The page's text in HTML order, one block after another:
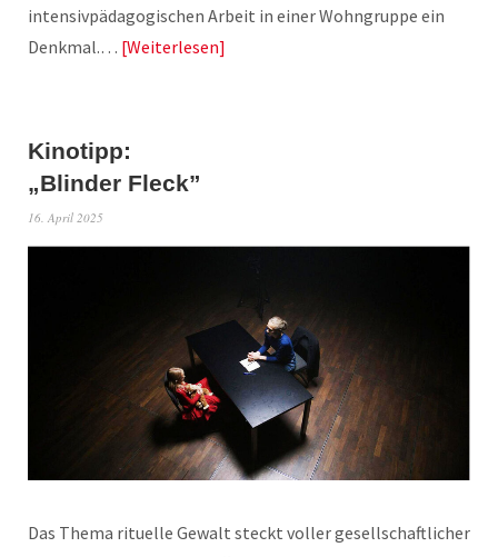
intensivpädagogischen Arbeit in einer Wohngruppe ein
Denkmal.… Weiterlesen
Kinotipp:
„Blinder Fleck”
16. April 2025
Das Thema rituelle Gewalt steckt voller gesellschaftlicher